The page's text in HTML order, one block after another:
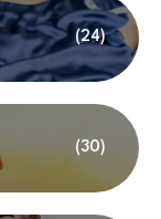
(24)
(30)